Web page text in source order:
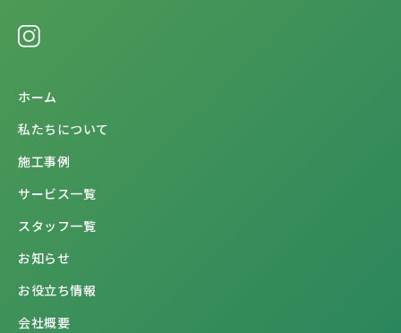
ホーム
私たちについて
施工事例
サービス一覧
スタッフ一覧
お知らせ
お役立ち情報
会社概要